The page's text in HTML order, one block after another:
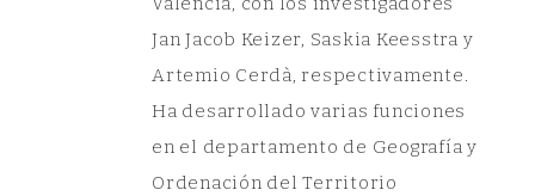
Jan Jacob Keizer, Saskia Keesstra y
Artemio Cerdà, respectivamente.
Ha desarrollado varias funciones
en el departamento de Geografía y
Ordenación del Territorio